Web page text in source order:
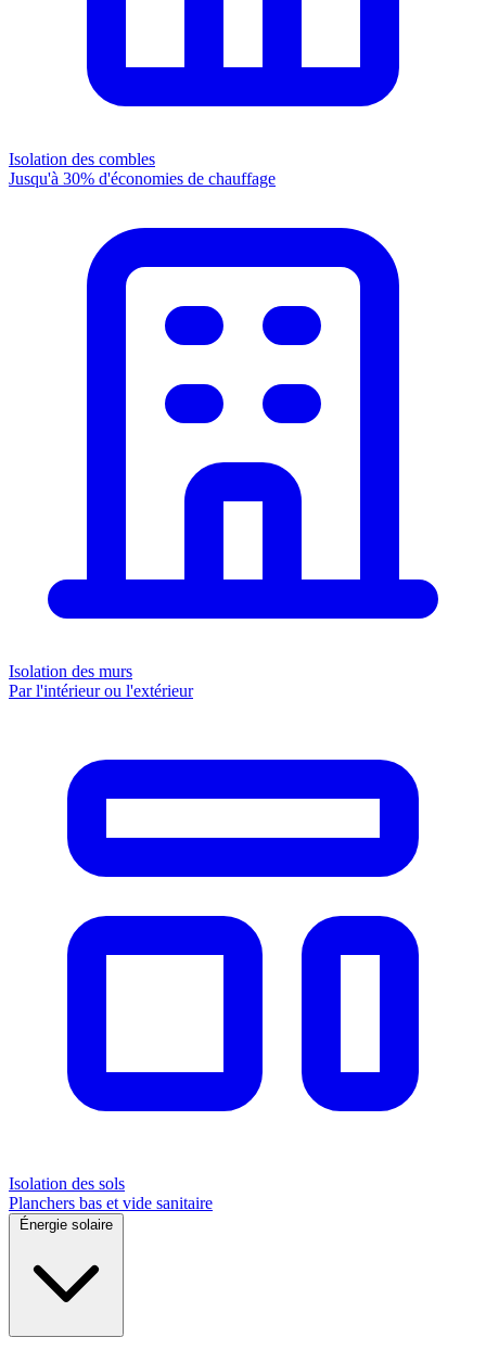
Isolation des combles
Jusqu'à 30% d'économies de chauffage
Isolation des murs
Par l'intérieur ou l'extérieur
Isolation des sols
Planchers bas et vide sanitaire